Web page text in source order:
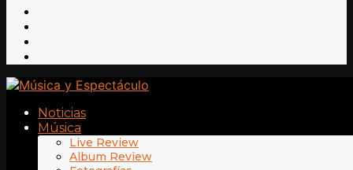
Noticias
Música
Live Review
Album Review